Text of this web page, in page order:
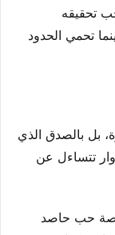
تحقيقه
تحمي الحدود
بل بالصدق الذي
تتساءل عن
قصة حب حاصد